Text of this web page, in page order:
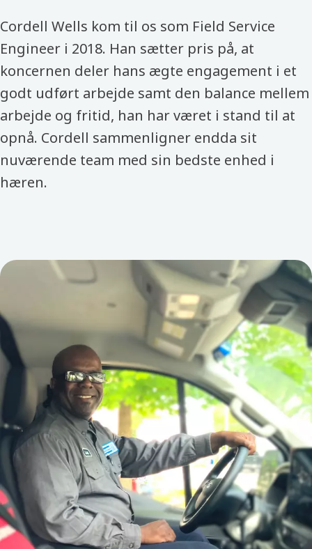
Cordell Wells kom til os som Field Service
Engineer i 2018. Han sætter pris på, at
koncernen deler hans ægte engagement i et
godt udført arbejde samt den balance mellem
arbejde og fritid, han har været i stand til at
opnå. Cordell sammenligner endda sit
nuværende team med sin bedste enhed i
hæren.